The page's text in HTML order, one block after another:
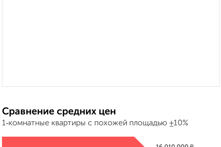
Сравнение средних цен
1‑комнатные квартиры с похожей площадью ±10%